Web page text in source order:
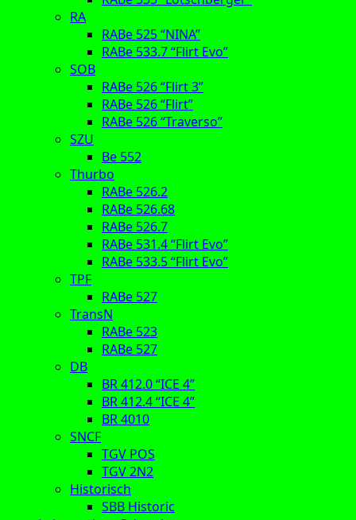
RA
RABe 525 “NINA”
RABe 533.7 “Flirt Evo”
SOB
RABe 526 “Flirt 3”
RABe 526 “Flirt”
RABe 526 “Traverso”
SZU
Be 552
Thurbo
RABe 526.2
RABe 526.68
RABe 526.7
RABe 531.4 “Flirt Evo”
RABe 533.5 “Flirt Evo”
TPF
RABe 527
TransN
RABe 523
RABe 527
DB
BR 412.0 “ICE 4”
BR 412.4 “ICE 4”
BR 4010
SNCF
TGV POS
TGV 2N2
Historisch
SBB Historic